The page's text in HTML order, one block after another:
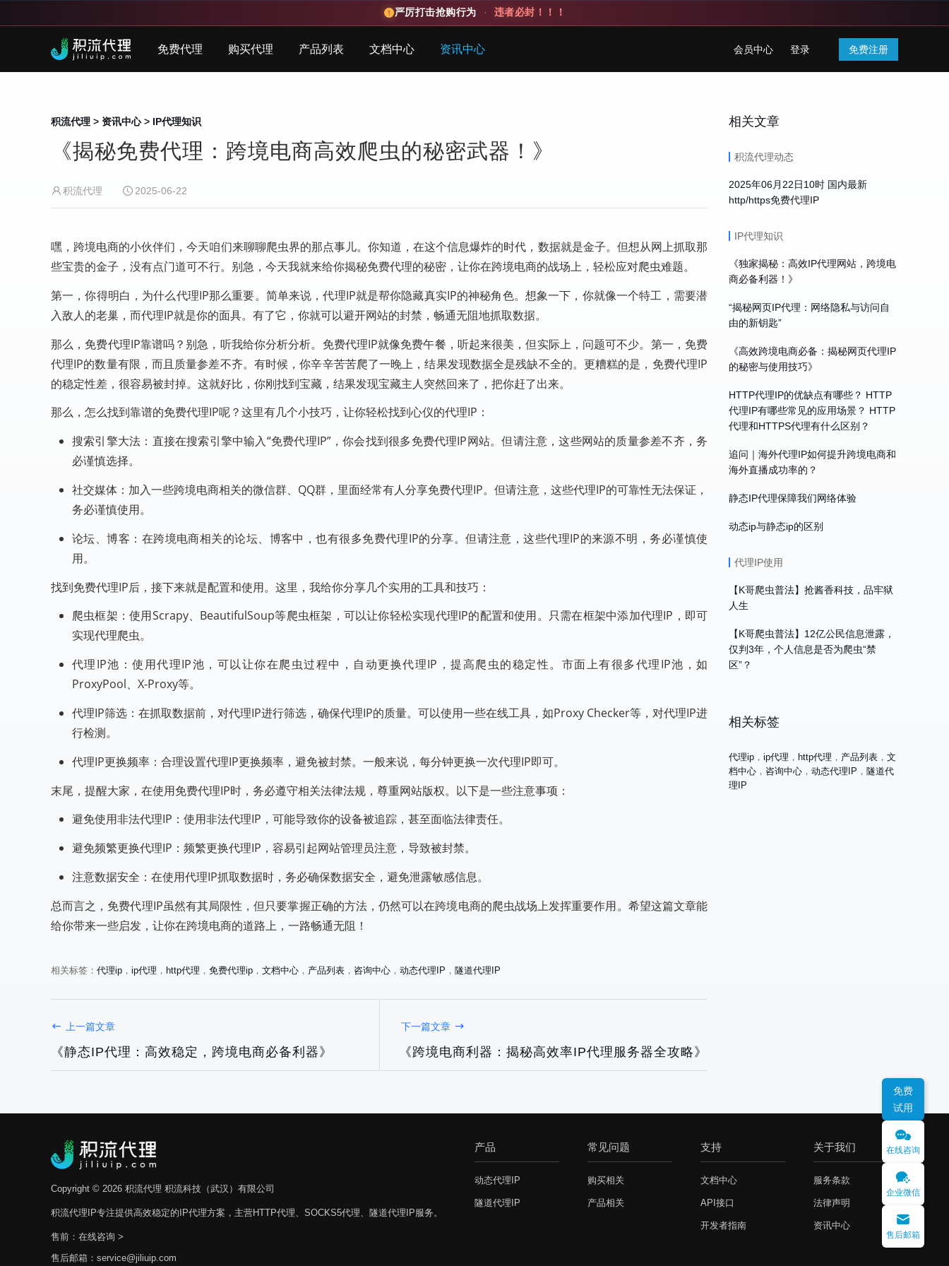
严厉打击抢购行为 · 违者必封！！！
免费代理 购买代理 产品列表 文档中心 资讯中心 会员中心 登录 免费注册
积流代理 > 资讯中心> IP代理知识
《揭秘免费代理：跨境电商高效爬虫的秘密武器！》
积流代理 2025-06-22
嘿，跨境电商的小伙伴们，今天咱们来聊聊爬虫界的那点事儿。你知道，在这个信息爆炸的时代，数据就是金子。但想从网上抓取那
些宝贵的金子，没有点门道可不行。别急，今天我就来给你揭秘免费代理的秘密，让你在跨境电商的战场上，轻松应对爬虫难题。
第一，你得明白，为什么代理IP那么重要。简单来说，代理IP就是帮你隐藏真实IP的神秘角色。想象一下，你就像一个特工，需要潜
入敌人的老巢，而代理IP就是你的面具。有了它，你就可以避开网站的封禁，畅通无阻地抓取数据。
那么，免费代理IP靠谱吗？别急，听我给你分析分析。免费代理IP就像免费午餐，听起来很美，但实际上，问题可不少。第一，免费
代理IP的数量有限，而且质量参差不齐。有时候，你辛辛苦苦爬了一晚上，结果发现数据全是残缺不全的。更糟糕的是，免费代理IP
的稳定性差，很容易被封掉。这就好比，你刚找到宝藏，结果发现宝藏主人突然回来了，把你赶了出来。
那么，怎么找到靠谱的免费代理IP呢？这里有几个小技巧，让你轻松找到心仪的代理IP：
搜索引擎大法：直接在搜索引擎中输入“免费代理IP”，你会找到很多免费代理IP网站。但请注意，这些网站的质量参差不齐，务
必谨慎选择。
社交媒体：加入一些跨境电商相关的微信群、QQ群，里面经常有人分享免费代理IP。但请注意，这些代理IP的可靠性无法保证，
务必谨慎使用。
论坛、博客：在跨境电商相关的论坛、博客中，也有很多免费代理IP的分享。但请注意，这些代理IP的来源不明，务必谨慎使
用。
找到免费代理IP后，接下来就是配置和使用。这里，我给你分享几个实用的工具和技巧：
爬虫框架：使用Scrapy、BeautifulSoup等爬虫框架，可以让你轻松实现代理IP的配置和使用。只需在框架中添加代理IP，即可
实现代理爬虫。
代理IP池：使用代理IP池，可以让你在爬虫过程中，自动更换代理IP，提高爬虫的稳定性。市面上有很多代理IP池，如
ProxyPool、X-Proxy等。
代理IP筛选：在抓取数据前，对代理IP进行筛选，确保代理IP的质量。可以使用一些在线工具，如Proxy Checker等，对代理IP进
行检测。
代理IP更换频率：合理设置代理IP更换频率，避免被封禁。一般来说，每分钟更换一次代理IP即可。
末尾，提醒大家，在使用免费代理IP时，务必遵守相关法律法规，尊重网站版权。以下是一些注意事项：
避免使用非法代理IP：使用非法代理IP，可能导致你的设备被追踪，甚至面临法律责任。
避免频繁更换代理IP：频繁更换代理IP，容易引起网站管理员注意，导致被封禁。
注意数据安全：在使用代理IP抓取数据时，务必确保数据安全，避免泄露敏感信息。
总而言之，免费代理IP虽然有其局限性，但只要掌握正确的方法，仍然可以在跨境电商的爬虫战场上发挥重要作用。希望这篇文章能
给你带来一些启发，让你在跨境电商的道路上，一路畅通无阻！
相关标签： 代理ip ， ip代理 ， http代理 ， 免费代理ip ， 文档中心 ， 产品列表 ， 咨询中心 ， 动态代理IP ， 隧道代理IP
上一篇文章
《静态IP代理：高效稳定，跨境电商必备利器》
下一篇文章
《跨境电商利器：揭秘高效率IP代理服务器全攻略》
相关文章
积流代理动态
2025年06月22日10时 国内最新
http/https免费代理IP
IP代理知识
《独家揭秘：高效IP代理网站，跨境电
商必备利器！》
“揭秘网页IP代理：网络隐私与访问自
由的新钥匙”
《高效跨境电商必备：揭秘网页代理IP
的秘密与使用技巧》
HTTP代理IP的优缺点有哪些？ HTTP
代理IP有哪些常见的应用场景？ HTTP
代理和HTTPS代理有什么区别？
追问｜海外代理IP如何提升跨境电商和
海外直播成功率的？
静态IP代理保障我们网络体验
动态ip与静态ip的区别
代理IP使用
【K哥爬虫普法】抢酱香科技，品牢狱
人生
【K哥爬虫普法】12亿公民信息泄露，
仅判3年，个人信息是否为爬虫“禁
区”？
相关标签
代理ip ， ip代理 ， http代理 ， 产品列表 ， 文
档中心 ， 咨询中心 ， 动态代理IP ， 隧道代
理IP
Copyright © 2026 积流代理 积流科技（武汉）有限公司
积流代理IP专注提供高效稳定的IP代理方案，主营HTTP代理、SOCKS5代理、隧道代理IP服务。
售前： 在线咨询 >
售后邮箱：service@jiliuip.com
产品
动态代理IP
隧道代理IP
常见问题
购买相关
产品相关
支持
文档中心
API接口
开发者指南
关于我们
服务条款
法律声明
资讯中心
免费
试用
在线咨询
企业微信
售后邮箱